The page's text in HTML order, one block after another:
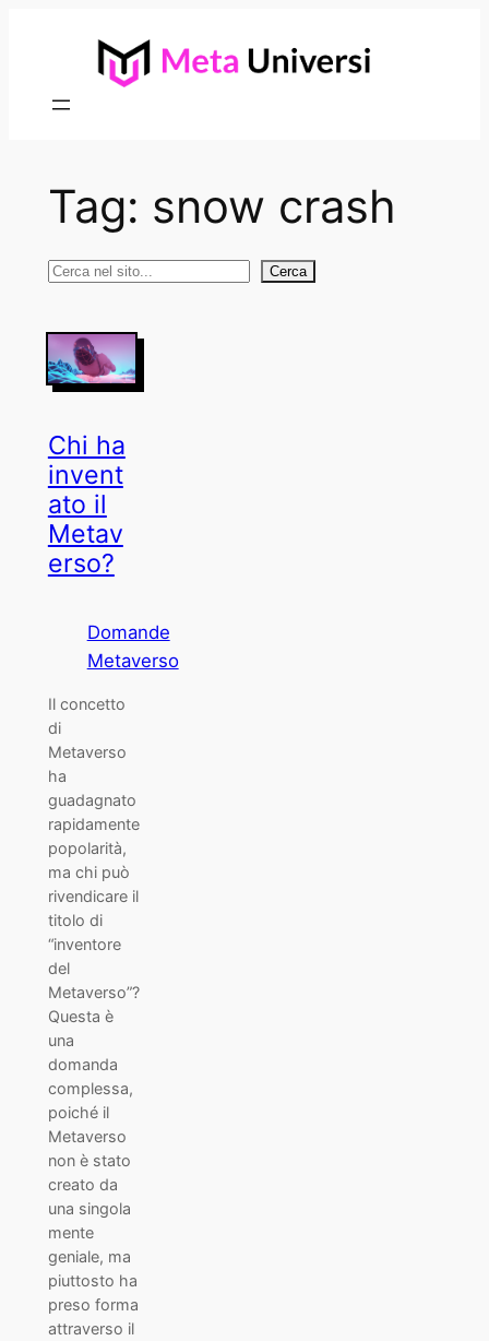
Tag: snow crash
Cerca Cerca
Chi ha
invent
ato il
Metav
erso?
Domande
Metaverso
Il concetto
di
Metaverso
ha
guadagnato
rapidamente
popolarità,
ma chi può
rivendicare il
titolo di
“inventore
del
Metaverso”?
Questa è
una
domanda
complessa,
poiché il
Metaverso
non è stato
creato da
una singola
mente
geniale, ma
piuttosto ha
preso forma
attraverso il